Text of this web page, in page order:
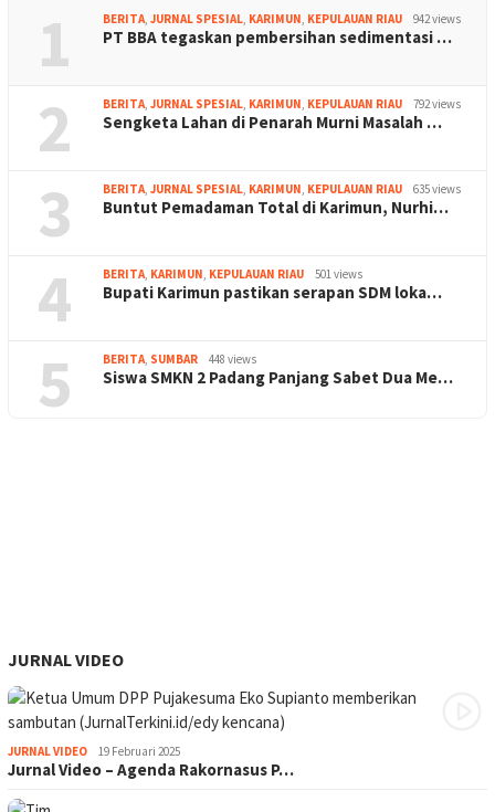
1 BERITA, JURNAL SPESIAL, KARIMUN, KEPULAUAN RIAU 942 views
PT BBA tegaskan pembersihan sedimentasi …
2 BERITA, JURNAL SPESIAL, KARIMUN, KEPULAUAN RIAU 792 views
Sengketa Lahan di Penarah Murni Masalah …
3 BERITA, JURNAL SPESIAL, KARIMUN, KEPULAUAN RIAU 635 views
Buntut Pemadaman Total di Karimun, Nurhi…
4 BERITA, KARIMUN, KEPULAUAN RIAU 501 views
Bupati Karimun pastikan serapan SDM loka…
5 BERITA, SUMBAR 448 views
Siswa SMKN 2 Padang Panjang Sabet Dua Me…
JURNAL VIDEO
JURNAL VIDEO 19 Februari 2025
Jurnal Video – Agenda Rakornasus P…